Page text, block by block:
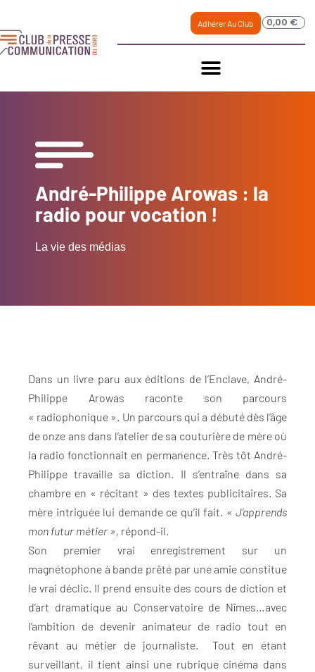
Adhérer Au Club 0,00 €
André-Philippe Arowas : la
radio pour vocation !
La vie des médias
Dans un livre paru aux éditions de l’Enclave, André-
Philippe Arowas raconte son parcours
« radiophonique ». Un parcours qui a débuté dès l’âge
de onze ans dans l’atelier de sa couturière de mère où
la radio fonctionnait en permanence. Très tôt André-
Philippe travaille sa diction. Il s’entraîne dans sa
chambre en « récitant » des textes publicitaires. Sa
mère intriguée lui demande ce qu’il fait. « J’apprends
mon futur métier », répond-il.
Son premier vrai enregistrement sur un
magnétophone à bande prêté par une amie constitue
le vrai déclic. Il prend ensuite des cours de diction et
d’art dramatique au Conservatoire de Nîmes…avec
l’ambition de devenir animateur de radio tout en
rêvant au métier de journaliste. Tout en étant
surveillant, il tient ainsi une rubrique cinéma dans